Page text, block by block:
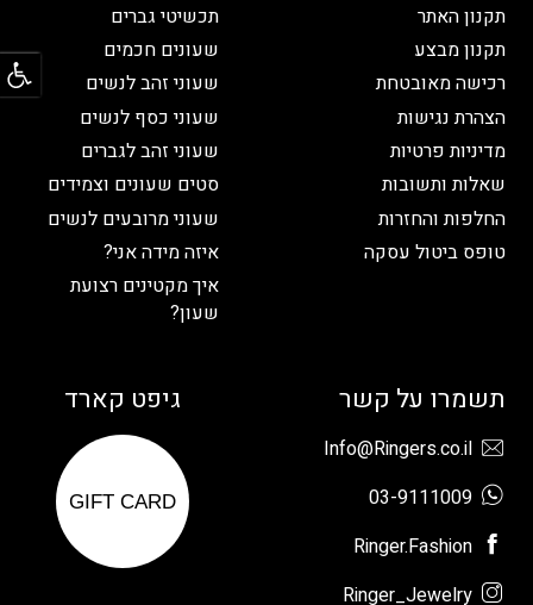
תקנון האתר
תקנון מבצע
רכישה מאובטחת
הצהרת נגישות
מדיניות פרטיות
שאלות ותשובות
החלפות והחזרות
טופס ביטול עסקה
תכשיטי גברים
שעונים חכמים
שעוני זהב לנשים
שעוני כסף לנשים
שעוני זהב לגברים
סטים שעונים וצמידים
שעוני מרובעים לנשים
איזה מידה אני?
איך מקטינים רצועת
שעון?
תשמרו על קשר
Info@Ringers.co.il
03-9111009
Ringer.Fashion
Ringer_Jewelry
גיפט קארד
GIFT CARD